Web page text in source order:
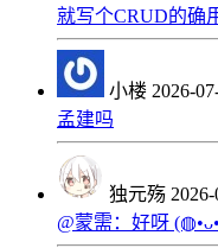
就写个CRUD的确
小楼 2026-
孟建吗
独元殇
@蒙需：好呀